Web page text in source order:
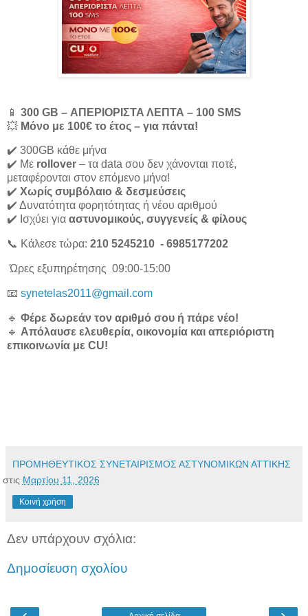
📱 300 GB – ΑΠΕΡΙΟΡΙΣΤΑ ΛΕΠΤΑ – 100 SMS
💥 Μόνο με 100€ το έτος – για πάντα!
✔️ 300GB κάθε μήνα
✔️ Με rollover – τα data σου δεν χάνονται ποτέ,
μεταφέρονται στον επόμενο μήνα!
✔️ Χωρίς συμβόλαιο & δεσμεύσεις
✔️ Δυνατότητα φορητότητας ή νέου αριθμού
✔️ Ισχύει για αστυνομικούς, συγγενείς & φίλους
📞 Κάλεσε τώρα: 210 5245210 - 6985177202
Ώρες εξυπηρέτησης 09:00-15:00
📧 synetelas2011@gmail.com
🔹 Φέρε δωρεάν τον αριθμό σου ή πάρε νέο!
🔹 Απόλαυσε ελευθερία, οικονομία και απεριόριστη
επικοινωνία με CU!
ΠΡΟΜΗΘΕΥΤΙΚΟΣ ΣΥΝΕΤΑΙΡΙΣΜΟΣ ΑΣΤΥΝΟΜΙΚΩΝ ΑΤΤΙΚΗΣ
στις Μαρτίου 11, 2026
Κοινή χρήση
Δεν υπάρχουν σχόλια:
Δημοσίευση σχολίου